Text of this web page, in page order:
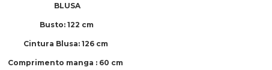
BLUSA
Busto: 122 cm
Cintura Blusa: 126 cm
Comprimento manga : 60 cm